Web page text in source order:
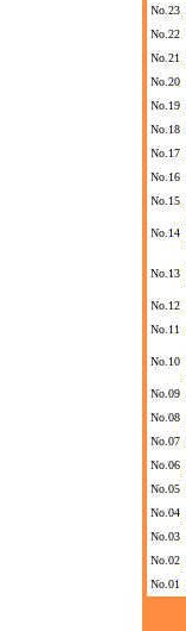
No.23
No.22
No.21
No.20
No.19
No.18
No.17
No.16
No.15
No.14
No.13
No.12
No.11
No.10
No.09
No.08
No.07
No.06
No.05
No.04
No.03
No.02
No.01